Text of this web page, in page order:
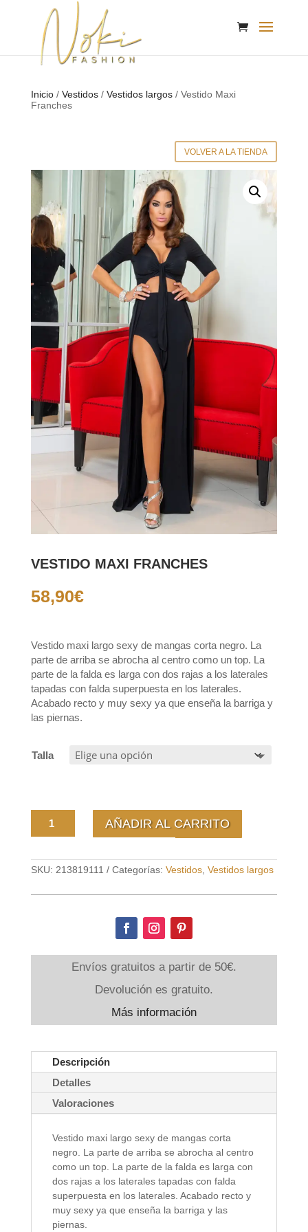
Inicio/ Vestidos/ Vestidos largos/ Vestido Maxi
Franches
VOLVER A LA TIENDA
VESTIDO MAXI FRANCHES
58,90€
Vestido maxi largo sexy de mangas corta negro. La
parte de arriba se abrocha al centro como un top. La
parte de la falda es larga con dos rajas a los laterales
tapadas con falda superpuesta en los laterales.
Acabado recto y muy sexy ya que enseña la barriga y
las piernas.
Talla
Maxi
Franches
AÑADIR AL CARRITO
SKU: 213819111 Categorías: Vestidos, Vestidos largos
Envíos gratuitos a partir de 50€.
Devolución es gratuito.
Más información
Descripción
Detalles
Valoraciones
Vestido maxi largo sexy de mangas corta
negro. La parte de arriba se abrocha al centro
como un top. La parte de la falda es larga con
dos rajas a los laterales tapadas con falda
superpuesta en los laterales. Acabado recto y
muy sexy ya que enseña la barriga y las
piernas.